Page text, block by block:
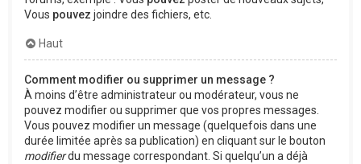
Vous pouvez joindre des fichiers, etc.
Haut
Comment modifier ou supprimer un message ?
À moins d’être administrateur ou modérateur, vous ne
pouvez modifier ou supprimer que vos propres messages.
Vous pouvez modifier un message (quelquefois dans une
durée limitée après sa publication) en cliquant sur le bouton
modifierdu message correspondant. Si quelqu’un a déjà